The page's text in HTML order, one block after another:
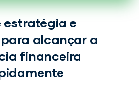
estratégia e
alcançar a
financeira